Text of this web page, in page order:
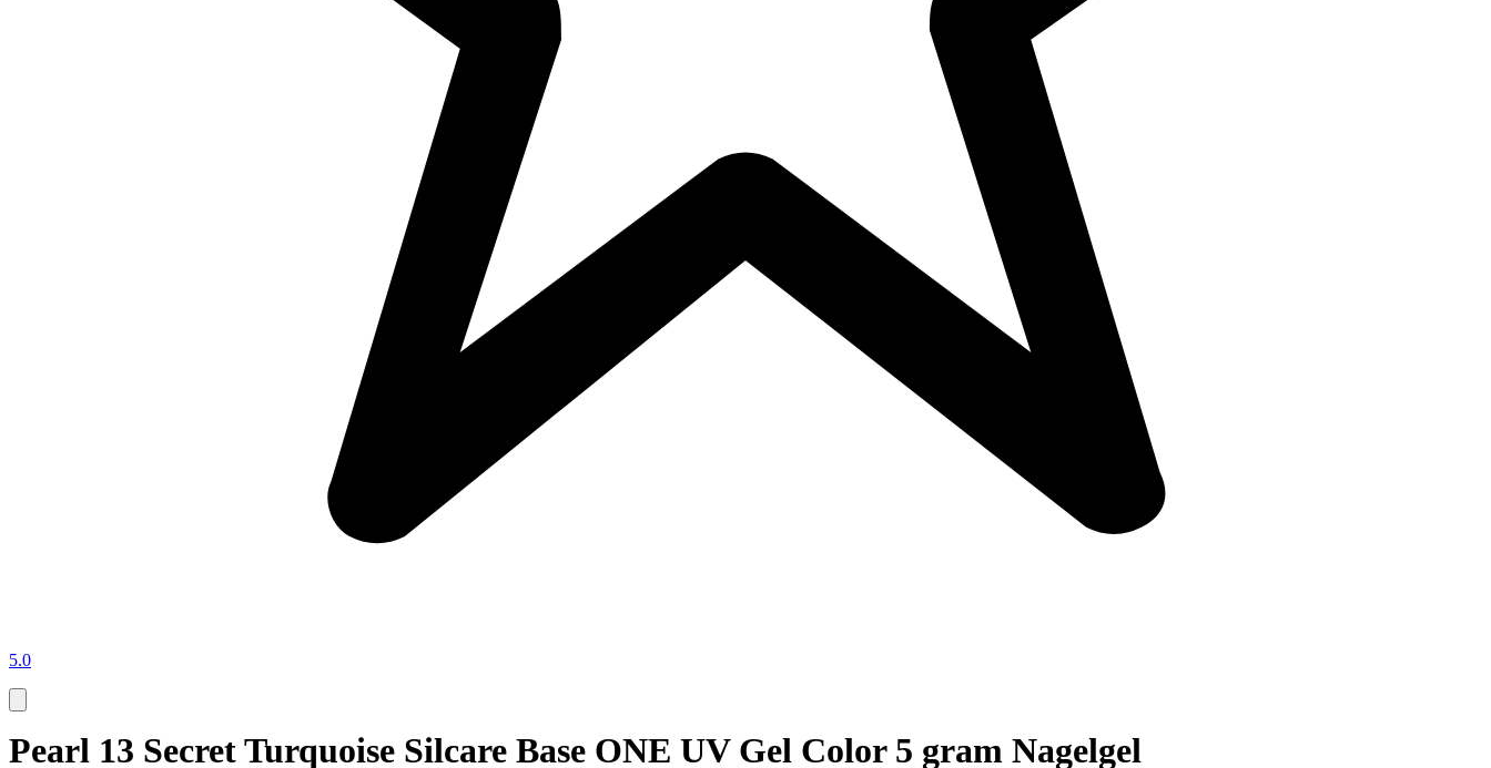
5.0
Pearl 13 Secret Turquoise Silcare Base ONE UV Gel Color 5 gram Nagelgel